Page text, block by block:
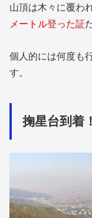
山頂は木々に覆わ
メートル登った証
個人的には何度も
す。
掬星台到着